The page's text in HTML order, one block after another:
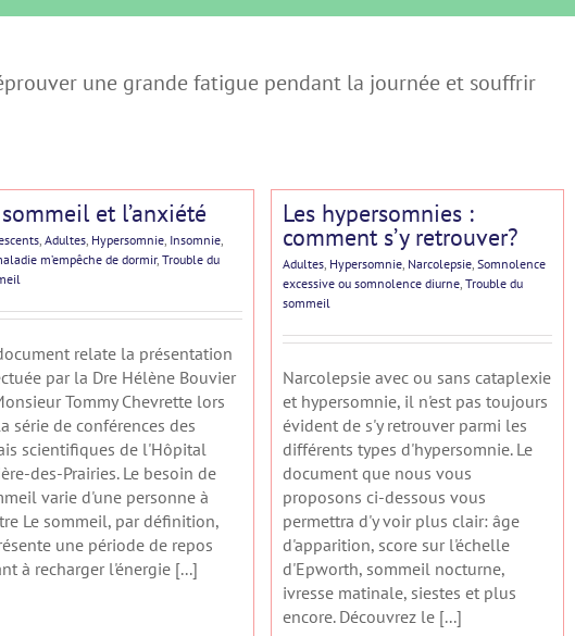
une grande fatigue pendant la journée et souffrir
et l’anxiété
, Adultes, Hypersomnie, Insomnie,
m’empêche de dormir, Trouble du
relate la présentation
par la Dre Hélène Bouvier
Tommy Chevrette lors
série de conférences des
scientifiques de l'Hôpital
des-Prairies. Le besoin de
varie d'une personne à
Le sommeil, par définition,
une période de repos
à recharger l'énergie [...]
Les hypersomnies :
comment s’y retrouver?
Adultes, Hypersomnie, Narcolepsie, Somnolence
excessive ou somnolence diurne, Trouble du
sommeil
Narcolepsie avec ou sans cataplexie
et hypersomnie, il n'est pas toujours
évident de s'y retrouver parmi les
différents types d'hypersomnie. Le
document que nous vous
proposons ci-dessous vous
permettra d'y voir plus clair: âge
d'apparition, score sur l'échelle
d'Epworth, sommeil nocturne,
ivresse matinale, siestes et plus
encore. Découvrez le [...]